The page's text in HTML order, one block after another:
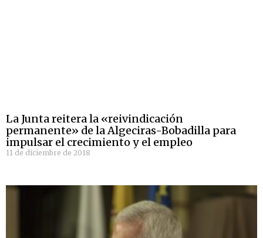
La Junta reitera la «reivindicación
permanente» de la Algeciras-Bobadilla para
impulsar el crecimiento y el empleo
11 de diciembre de 2018